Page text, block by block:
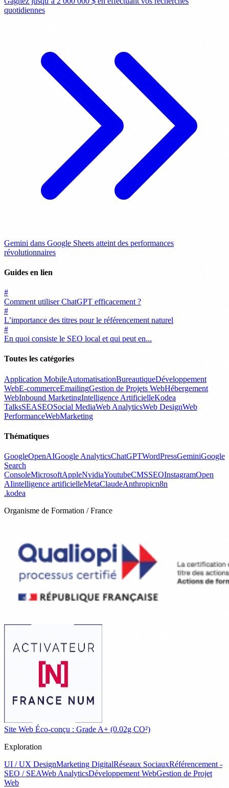
quotidiennes
Gemini dans Google Sheets atteint des performances
révolutionnaires
Guides en lien
#
Comment utiliser ChatGPT efficacement ?
#
L’importance des titres pour le référencement naturel
#
En quoi consiste le SEO local et qui peut en...
Toutes les catégories
Application MobileAutomatisationBureautiqueDéveloppement
WebE-commerceEmailingGestion de Projets WebHébergement
WebInbound MarketingIntelligence ArtificielleKodea
TalksSEASEOSocial MediaWeb AnalyticsWeb DesignWeb
PerformanceWebMarketing
Thématiques
GoogleOpenAIGoogle AnalyticsChatGPTWordPressGeminiGoogle
Search
ConsoleMicrosoftAppleNvidiaYoutubeCMSSEOInstagramOpen
AIintelligence artificielleMetaClaudeAnthropicn8n
.kodea
Organisme de Formation / France
Site Web Éco-conçu : Grade A+ (0.02g CO²)
Exploration
UI / UX DesignMarketing DigitalRéseaux SociauxRéférencement -
SEO / SEAWeb AnalyticsDéveloppement WebGestion de Projet
Web